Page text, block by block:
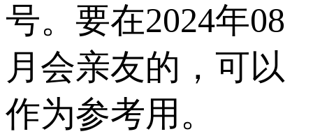
号。要在2024年08
月会亲友的，可以
作为参考用。